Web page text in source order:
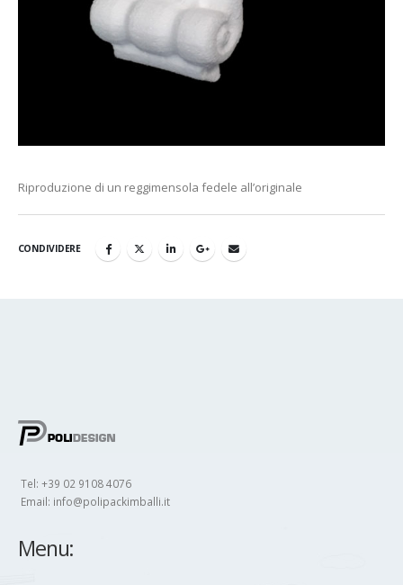
Riproduzione di un reggimensola fedele all’originale
CONDIVIDERE
Tel: +39 02 9108 4076
Email: info@polipackimballi.it
Menu: